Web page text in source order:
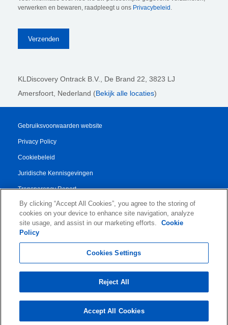
verwerken en bewaren, raadpleegt u ons Privacybeleid .
KLDiscovery Ontrack B.V., De Brand 22, 3823 LJ
Amersfoort, Nederland (Bekijk alle locaties)
Gebruiksvoorwaarden website
Privacy Policy
Cookiebeleid
Juridische Kennisgevingen
Transparency Report
Algemene Voorwaarden
Authorised Partner Agreement
© 2026 KLDiscovery Ontrack - All Rights Reserved.
By clicking “Accept All Cookies”, you agree to the storing of
cookies on your device to enhance site navigation, analyze
site usage, and assist in our marketing efforts.
Cookie
Policy
Cookies Settings
Reject All
Accept All Cookies